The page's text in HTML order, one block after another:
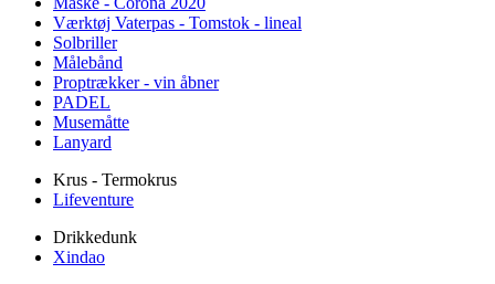
Værktøj Vaterpas - Tomstok - lineal
Solbriller
Målebånd
Proptrækker - vin åbner
PADEL
Musemåtte
Lanyard
Krus - Termokrus
Lifeventure
Drikkedunk
Xindao